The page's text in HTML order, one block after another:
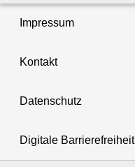
Impressum
Kontakt
Datenschutz
Digitale Barrierefreiheit